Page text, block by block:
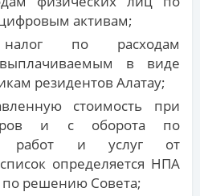
активам;
налог по расходам
выплачиваемым в виде
резидентов Алатау;
стоимость при
и с оборота по
работ и услуг от
определяется НПА
решению Совета;